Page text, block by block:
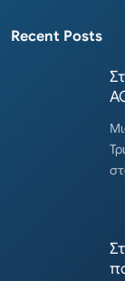
Recent Posts